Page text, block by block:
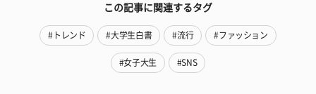
この記事に関連するタグ
#トレンド #大学生白書 #流行 #ファッション
#女子大生 #SNS